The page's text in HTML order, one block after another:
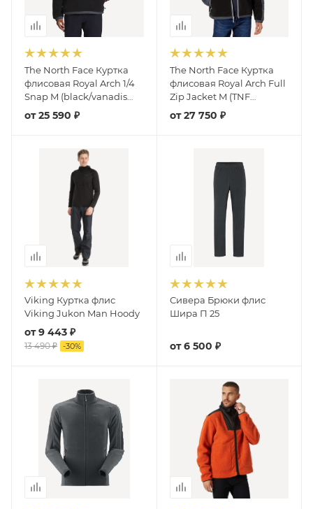
The North Face Куртка
флисовая Royal Arch 1/4
Snap M (black/vanadis
grey)
от25 590 ₽
The North Face Куртка
флисовая Royal Arch Full
Zip Jacket M (TNF
Black/Vanadis Grey/Meld
Grey)
от27 750 ₽
Viking Куртка флис
Viking Jukon Man Hoody
от9 443 ₽
13 490 ₽ -30%
Сивера Брюки флис
Шира П 25
от6 500 ₽